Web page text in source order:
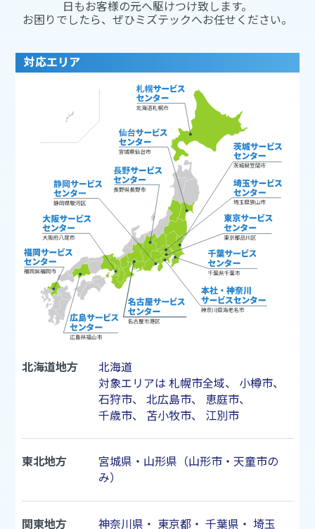
日もお客様の元へ駆けつけ致します。
お困りでしたら、ぜひミズテックへお任せください。
対応エリア
北海道地方
北海道
対象エリアは 札幌市全域、 小樽市、
石狩市、 北広島市、 恵庭市、
千歳市、 苫小牧市、 江別市
東北地方
宮城県・山形県（山形市・天童市の
み）
関東地方 神奈川県 ・ 東京都・ 千葉県 ・ 埼玉